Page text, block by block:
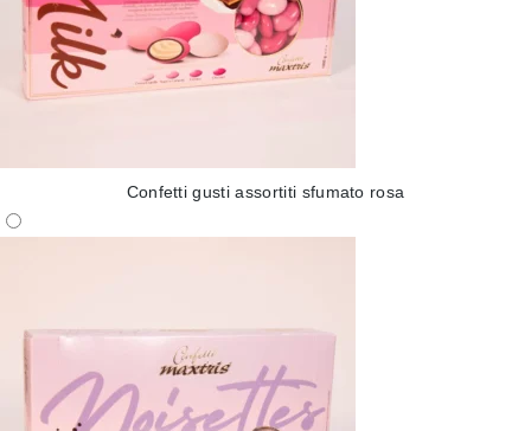
Confetti gusti assortiti sfumato rosa